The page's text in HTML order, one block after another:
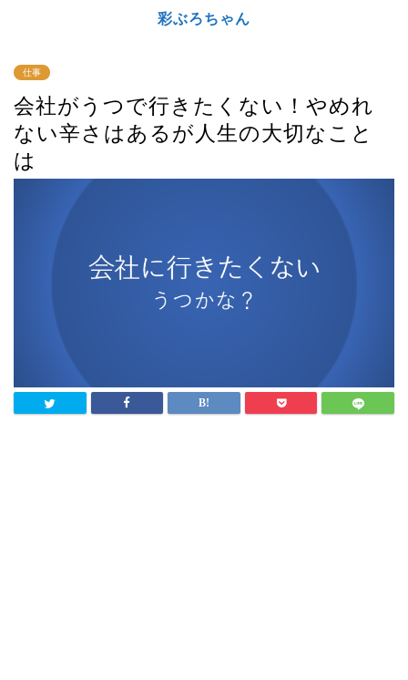
彩ぶろちゃん
仕事
会社がうつで行きたくない！やめれ
ない辛さはあるが人生の大切なこと
は